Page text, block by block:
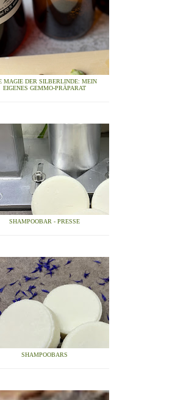
MAGIE DER SILBERLINDE: MEIN
EIGENES GEMMO-PRÄPARAT
SHAMPOOBAR - PRESSE
SHAMPOOBARS